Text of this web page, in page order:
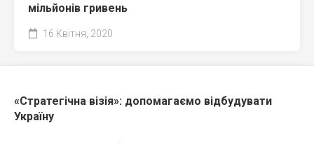
мільйонів гривень
16 Квітня, 2020
«Стратегічна візія»: допомагаємо відбудувати
Україну